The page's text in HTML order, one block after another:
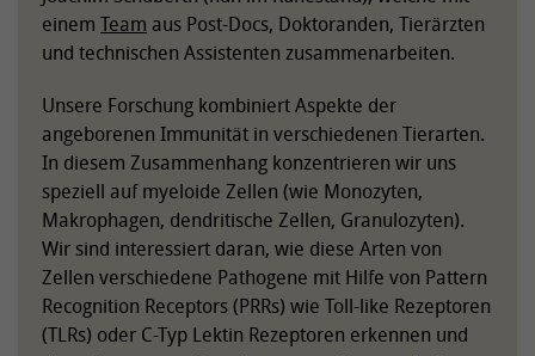
einem Team aus Post-Docs, Doktoranden, Tierärzten
und technischen Assistenten zusammenarbeiten.
Unsere Forschung kombiniert Aspekte der
angeborenen Immunität in verschiedenen Tierarten.
In diesem Zusammenhang konzentrieren wir uns
speziell auf myeloide Zellen (wie Monozyten,
Makrophagen, dendritische Zellen, Granulozyten).
Wir sind interessiert daran, wie diese Arten von
Zellen verschiedene Pathogene mit Hilfe von Pattern
Recognition Receptors (PRRs) wie Toll-like Rezeptoren
(TLRs) oder C-Typ Lektin Rezeptoren erkennen und